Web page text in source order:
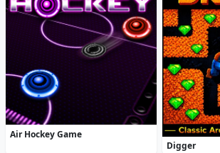
Air Hockey Game
Digger